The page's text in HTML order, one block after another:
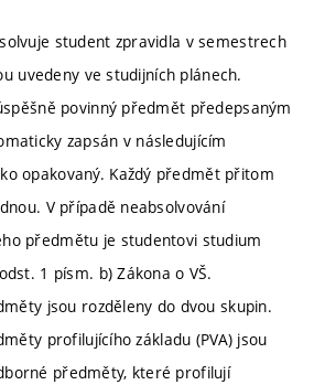
student zpravidla v semestrech
uvedeny ve studijních plánech.
povinný předmět předepsaným
zapsán v následujícím
opakovaný. Každý předmět přitom
V případě neabsolvování
předmětu je studentovi studium
1 písm. b) Zákona o VŠ.
jsou rozděleny do dvou skupin.
profilujícího základu (PVA) jsou
předměty, které profilují